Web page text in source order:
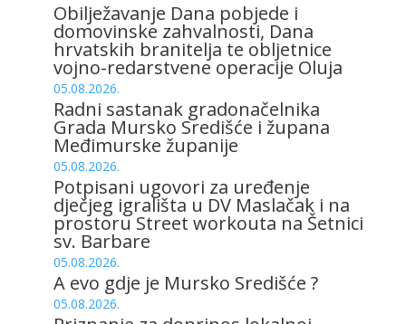
Obilježavanje Dana pobjede i
domovinske zahvalnosti, Dana
hrvatskih branitelja te obljetnice
vojno-redarstvene operacije Oluja
05.08.2026.
Radni sastanak gradonačelnika
Grada Mursko Središće i župana
Međimurske županije
05.08.2026.
Potpisani ugovori za uređenje
dječjeg igrališta u DV Maslačak i na
prostoru Street workouta na Šetnici
sv. Barbare
05.08.2026.
A evo gdje je Mursko Središće ?
05.08.2026.